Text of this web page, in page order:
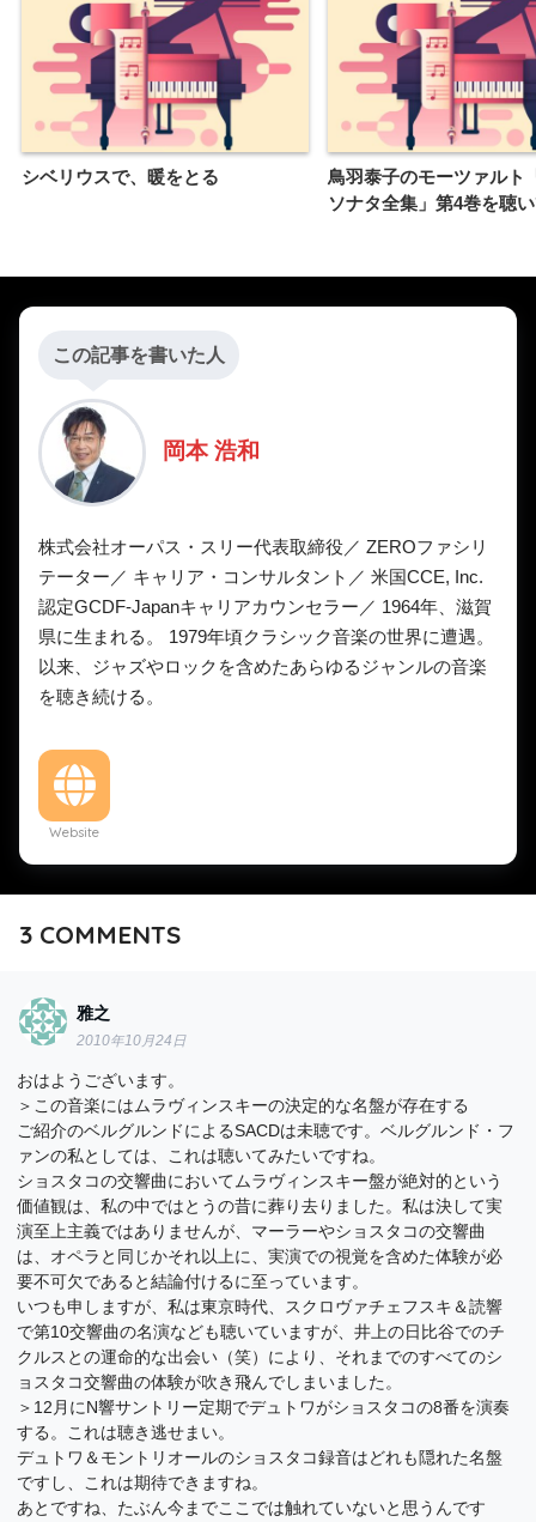
シベリウスで、暖をとる
鳥羽泰子のモーツァルト
ソナタ全集」第4巻を聴
この記事を書いた人
岡本 浩和
株式会社オーパス・スリー代表取締役／ ZEROファシリ
テーター／ キャリア・コンサルタント／ 米国CCE, Inc.
認定GCDF-Japanキャリアカウンセラー／ 1964年、滋賀
県に生まれる。 1979年頃クラシック音楽の世界に遭遇。
以来、ジャズやロックを含めたあらゆるジャンルの音楽
を聴き続ける。
Website
3COMMENTS
雅之
2010年10月24日
おはようございます。
＞この音楽にはムラヴィンスキーの決定的な名盤が存在する
ご紹介のベルグルンドによるSACDは未聴です。ベルグルンド・フ
ァンの私としては、これは聴いてみたいですね。
ショスタコの交響曲においてムラヴィンスキー盤が絶対的という
価値観は、私の中ではとうの昔に葬り去りました。私は決して実
演至上主義ではありませんが、マーラーやショスタコの交響曲
は、オペラと同じかそれ以上に、実演での視覚を含めた体験が必
要不可欠であると結論付けるに至っています。
いつも申しますが、私は東京時代、スクロヴァチェフスキ＆読響
で第10交響曲の名演なども聴いていますが、井上の日比谷でのチ
クルスとの運命的な出会い（笑）により、それまでのすべてのシ
ョスタコ交響曲の体験が吹き飛んでしまいました。
＞12月にN響サントリー定期でデュトワがショスタコの8番を演奏
する。これは聴き逃せまい。
デュトワ＆モントリオールのショスタコ録音はどれも隠れた名盤
ですし、これは期待できますね。
あとですね、たぶん今までここでは触れていないと思うんです